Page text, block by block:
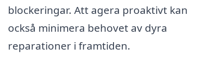
blockeringar. Att agera proaktivt kan
också minimera behovet av dyra
reparationer i framtiden.